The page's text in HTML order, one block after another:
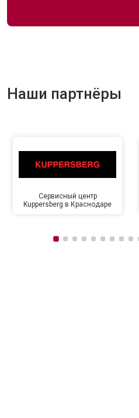
Наши партнёры
Сервисный центр
Kuppersberg в Краснодаре